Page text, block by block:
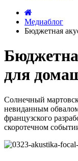
Медиаблог
Бюджетная
для
Солнечный
невиданным
французского
скоротечном